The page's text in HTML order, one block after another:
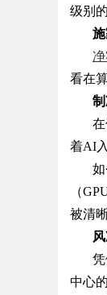
级别
看在
着AI
（
被清
中心